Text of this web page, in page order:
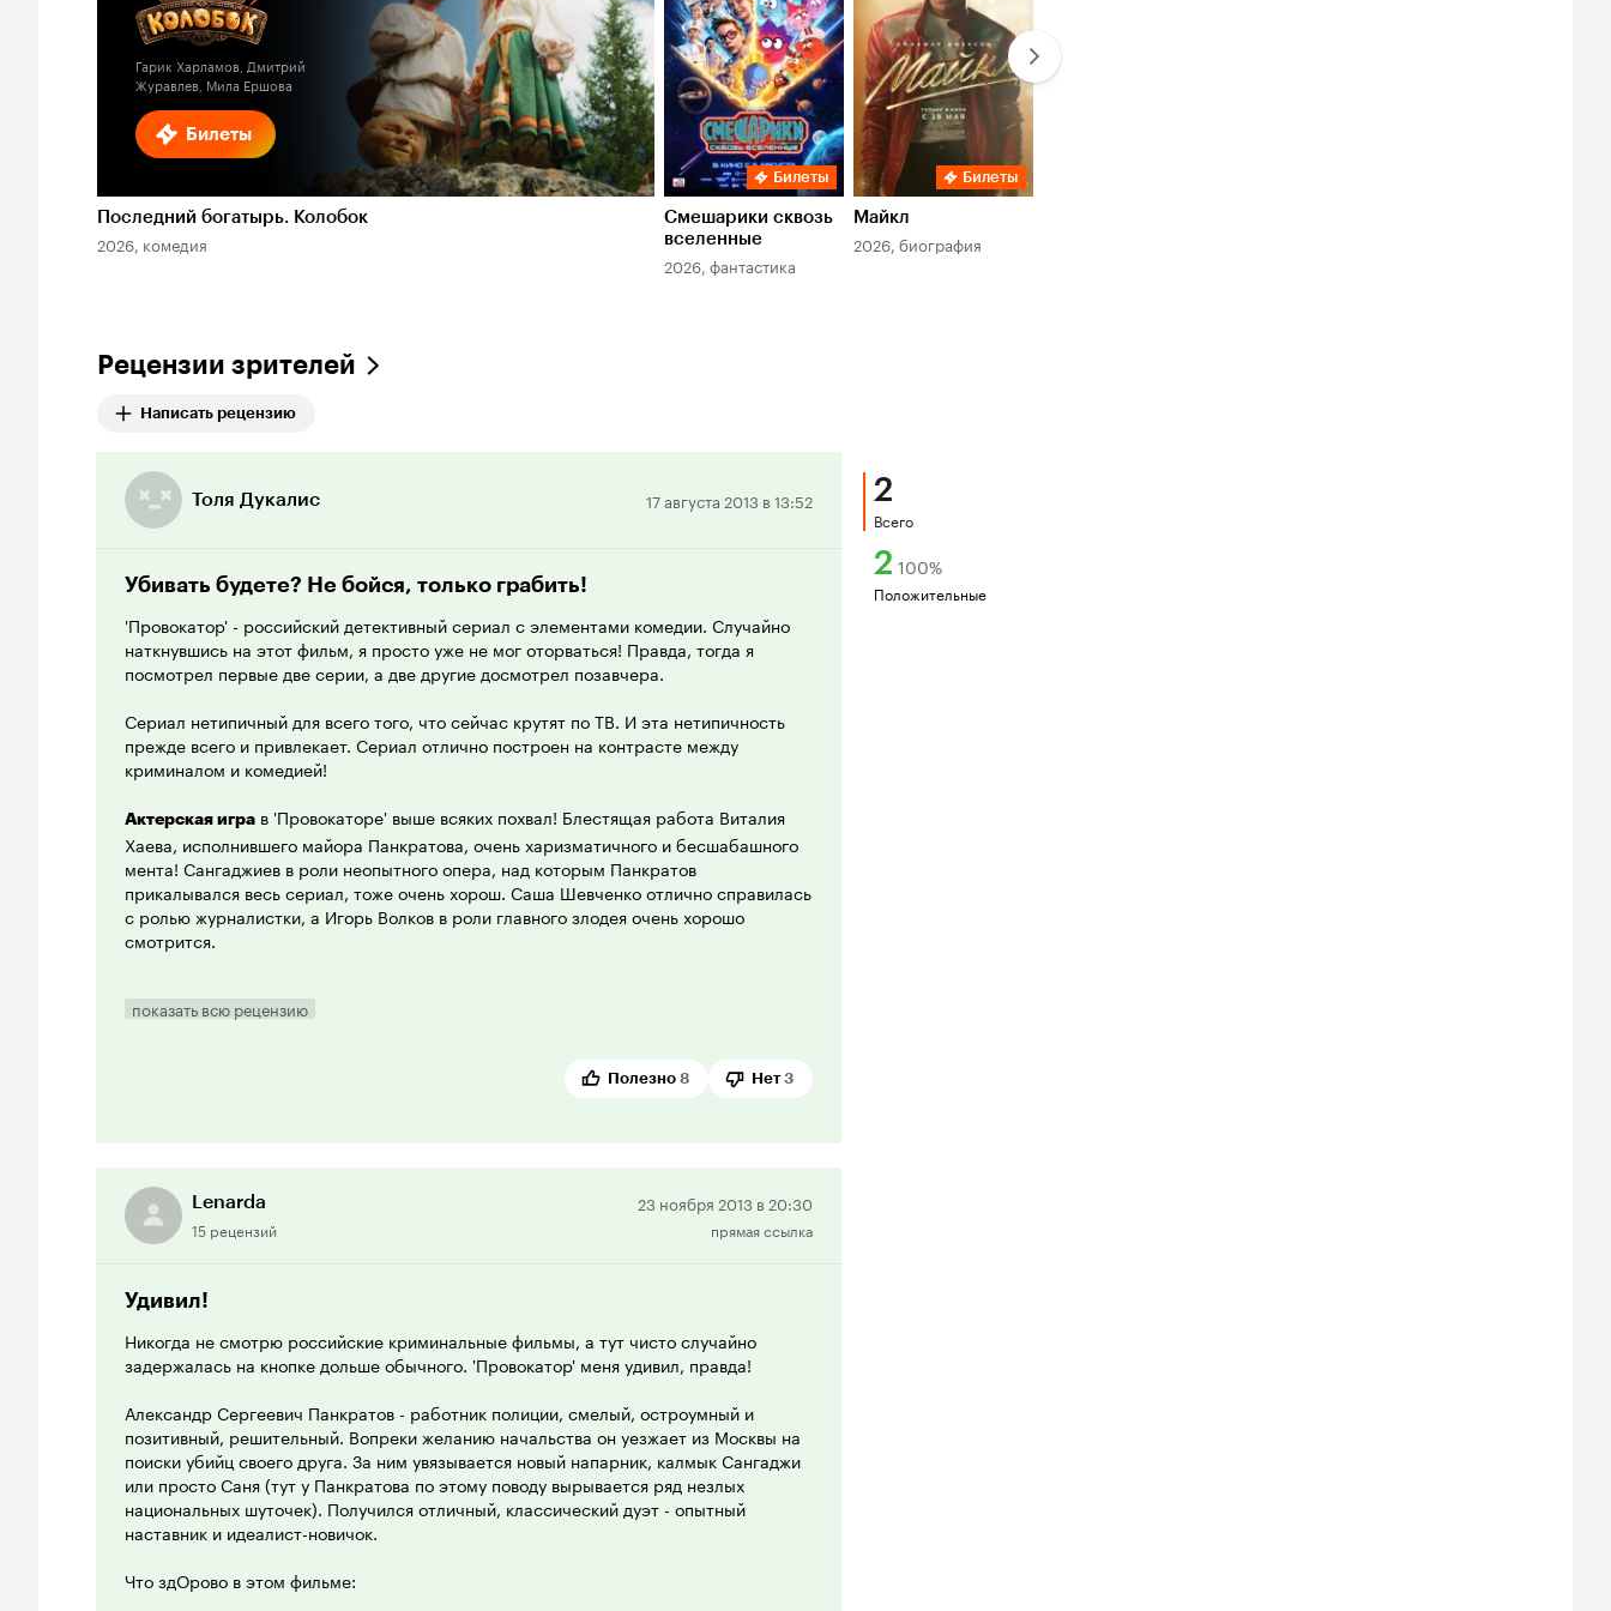
Билеты
Гарик Харламов, Дмитрий
Журавлев, Мила Ершова
Последний богатырь. Колобок
2026, комедия
Билеты
Смешарики сквозь
вселенные
2026, фантастика
Билеты
Майкл
2026, биография
Рецензии зрителей
Написать рецензию
Толя Дукалис
Положительная
рецензия
17 августа 2013 в 13:52
Убивать будете? Не бойся, только грабить!
'Провокатор' - российский детективный сериал с элементами комедии. Случайно
наткнувшись на этот фильм, я просто уже не мог оторваться! Правда, тогда я
посмотрел первые две серии, а две другие досмотрел позавчера.
Сериал нетипичный для всего того, что сейчас крутят по ТВ. И эта нетипичность
прежде всего и привлекает. Сериал отлично построен на контрасте между
криминалом и комедией!
Актерская игра в 'Провокаторе' выше всяких похвал! Блестящая работа Виталия
Хаева, исполнившего майора Панкратова, очень харизматичного и бесшабашного
мента! Сангаджиев в роли неопытного опера, над которым Панкратов
прикалывался весь сериал, тоже очень хорош. Саша Шевченко отлично справилась
с ролью журналистки, а Игорь Волков в роли главного злодея очень хорошо
смотрится.
интересно и с юмором. В целом работа сценаристов очень хорошая.
, которое представляет собой музыку и песни
талантливого музыканта Василия Гончарова (он же Вася Обломов), выше всяких
Что же все-таки главнее в этом сериале: юмор, которым наполнена почти каждая
сцена, или детектив? Ответ прост: и то, и другое. А концовка отнюдь не смешная,
Очень хорошо изображены отношениями между персонажами. Особенно между
Панкратовым с Саней. И концовка очень хорошо вписывается. Панкратов-таки
спровоцировал Сапуна!
Отличный детектив + смешная комедия = годное кино . Единственный минус -
множестволяпови некоторые слабые момент в сюжете. Но это все покрывает
отличный юмор и превосходная сюжетная линия, а также натуральные персонажи!
Отличное кино
9 из 10
показать всю рецензию
Полезно 8 Нет 3
Lenarda
15 рецензий
Положительная
рецензия
23 ноября 2013 в 20:30
прямая ссылка
Удивил!
Никогда не смотрю российские криминальные фильмы, а тут чисто случайно
задержалась на кнопке дольше обычного. 'Провокатор' меня удивил, правда!
Александр Сергеевич Панкратов - работник полиции, смелый, остроумный и
позитивный, решительный. Вопреки желанию начальства он уезжает из Москвы на
поиски убийц своего друга. За ним увязывается новый напарник, калмык Сангаджи
или просто Саня (тут у Панкратова по этому поводу вырывается ряд незлых
национальных шуточек). Получился отличный, классический дуэт - опытный
наставник и идеалист-новичок.
Что здОрово в этом фильме:
2
Всего
2 100%
Положительные